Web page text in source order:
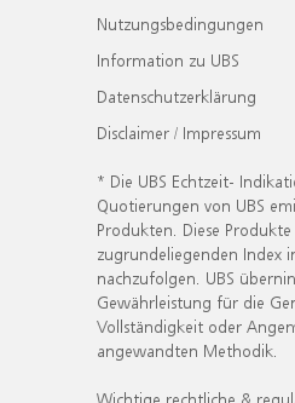
Nutzungsbedingungen
Information zu UBS
Datenschutzerklärung
Disclaimer / Impressum
* Die UBS Echtzeit-
Quotierungen von UBS
Produkten. Diese
zugrundeliegenden Index
nachzufolgen. UBS
Gewährleistung für die
Vollständigkeit oder
angewandten Methodik.